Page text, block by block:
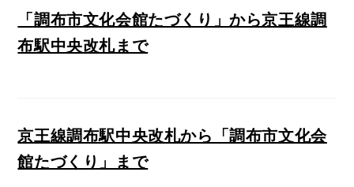
「調布市文化会館たづくり」から京王線調
布駅中央改札まで
京王線調布駅中央改札から「調布市文化会
館たづくり」まで